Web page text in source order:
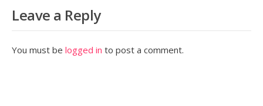
Leave a Reply
You must be logged in to post a comment.